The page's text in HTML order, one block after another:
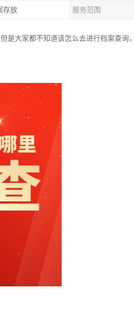
存放 服务范围
是大家都不知道该怎么去进行档案查询